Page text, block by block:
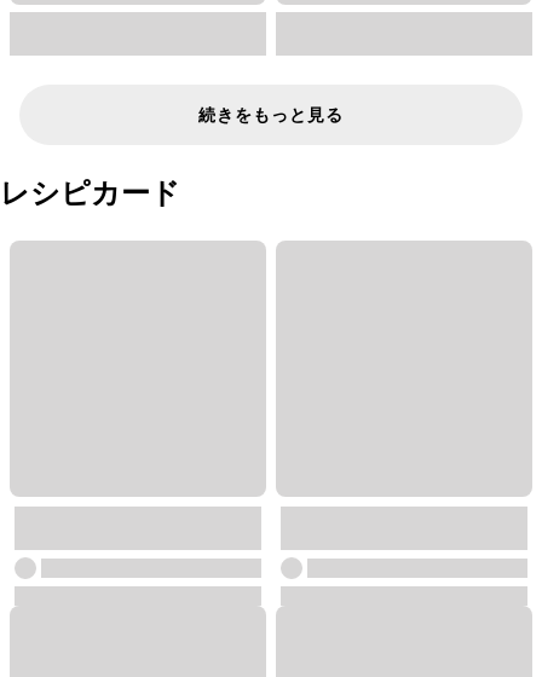
続きをもっと見る
レシピカード